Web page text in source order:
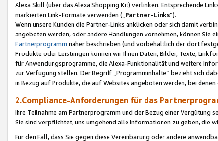
Alexa Skill (über das Alexa Shopping Kit) verlinken. Entsprechende
markierten Link-Formate verwenden („ Partner-Links“).
Wenn unsere Kunden die Partner-Links anklicken oder sich damit
angeboten werden, oder andere Handlungen vornehmen, können Sie
Partnerprogramm näher beschrieben (und vorbehaltlich der dort
Produkte oder Leistungen können wir Ihnen Daten, Bilder, Texte,
für Anwendungsprogramme, die Alexa-Funktionalität und weitere
zur Verfügung stellen. Der Begriff „Programminhalte“ bezieht sich
in Bezug auf Produkte, die auf Websites angeboten werden, bei
2.Compliance-Anforderungen für das
Ihre Teilnahme am Partnerprogramm und der Bezug einer Vergütung
Sie sind verpflichtet, uns umgehend alle Informationen zu geben, die
Für den Fall, dass Sie gegen diese Vereinbarung oder andere